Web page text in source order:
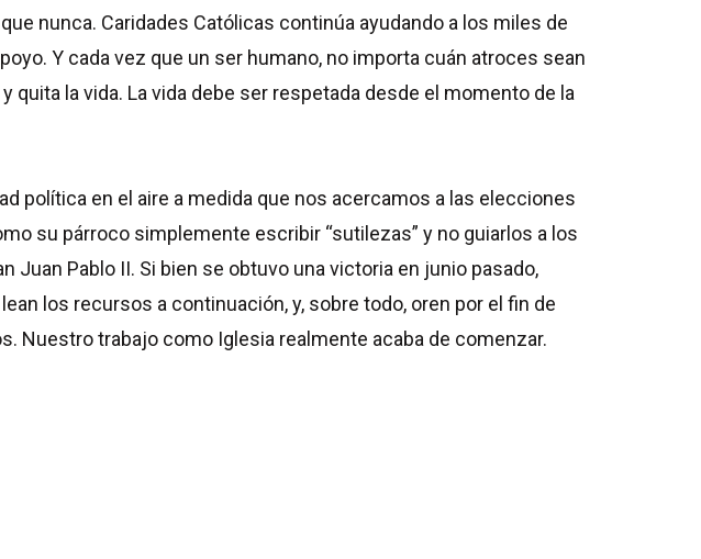
nunca. Caridades Católicas continúa ayudando a los miles de
Y cada vez que un ser humano, no importa cuán atroces sean
la vida. La vida debe ser respetada desde el momento de la
política en el aire a medida que nos acercamos a las elecciones
su párroco simplemente escribir “sutilezas” y no guiarlos a los
Juan Pablo II. Si bien se obtuvo una victoria en junio pasado,
los recursos a continuación, y, sobre todo, oren por el fin de
Nuestro trabajo como Iglesia realmente acaba de comenzar.